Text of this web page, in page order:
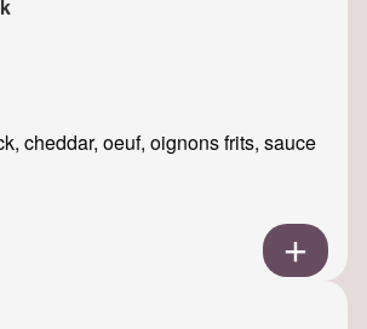
cheddar, oeuf, oignons frits, sauce